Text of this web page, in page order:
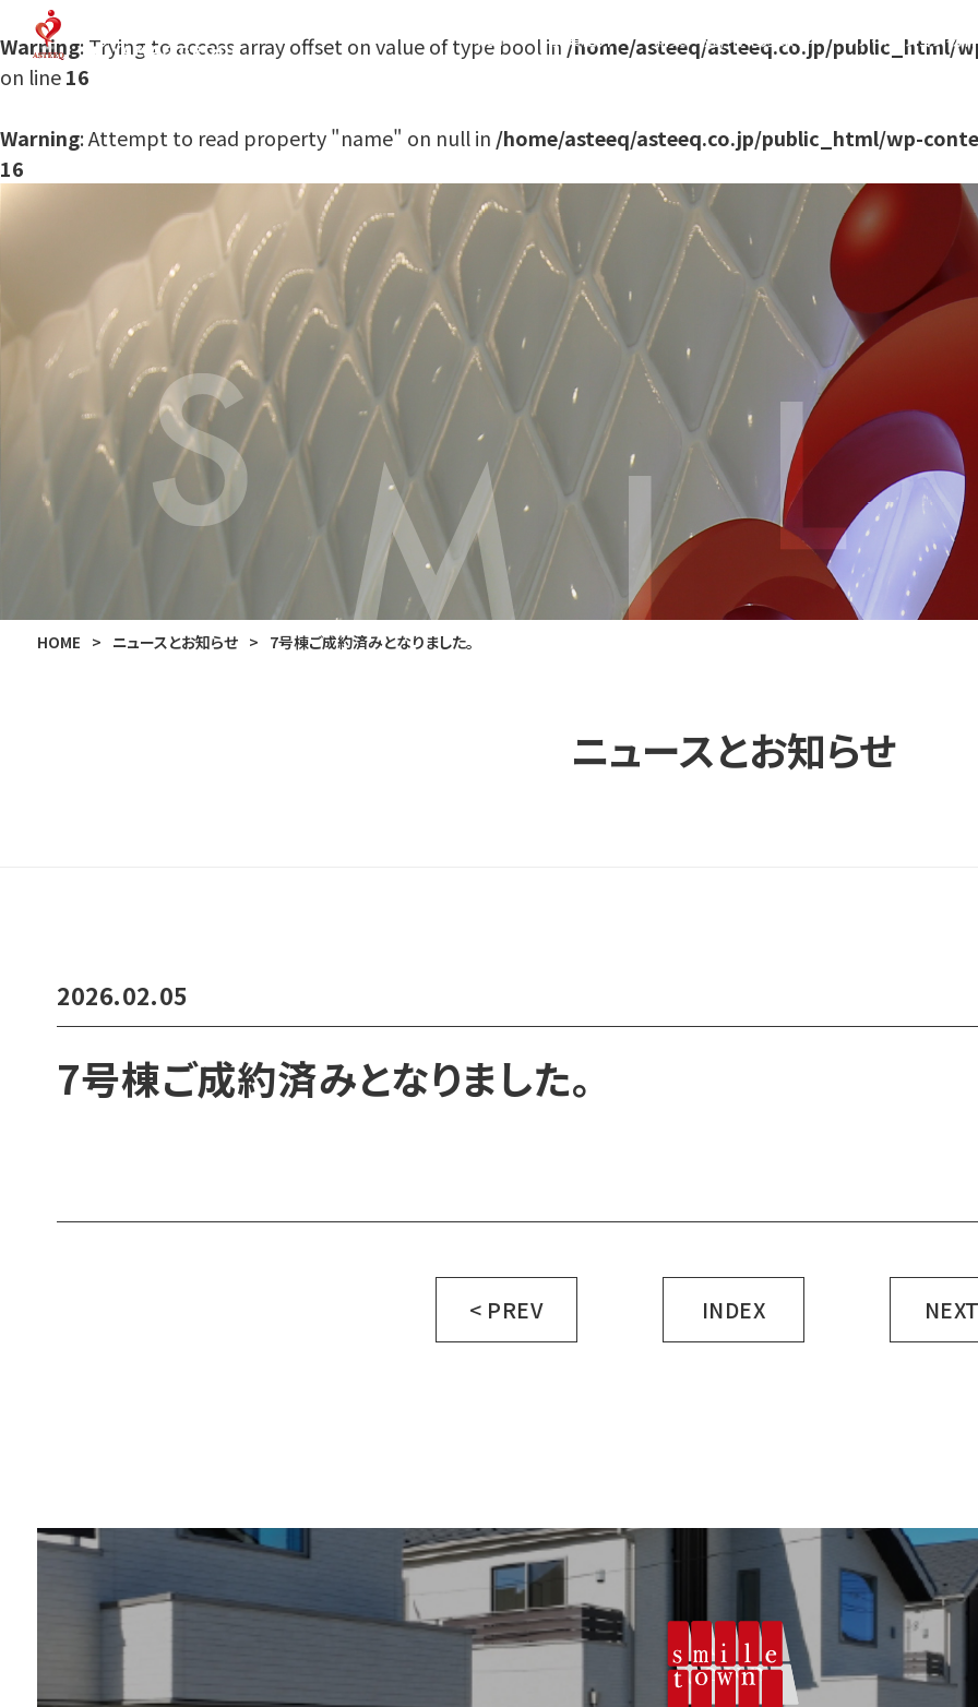
TOP 事業紹介 新築戸建/宅地分譲 リノベーション物
Warning: Trying to access array offset on value of type bool in /home/asteeq/asteeq.co.jp/public_html/
on line16
Warning: Attempt to read property "name" on null in /home/asteeq/asteeq.co.jp/public_html/wp-
16
HOME > ニュースとお知らせ > 7号棟ご成約済みとなりました。
ニュースとお知らせ
2026.02.05
7号棟ご成約済みとなりました。
< PREV INDEX